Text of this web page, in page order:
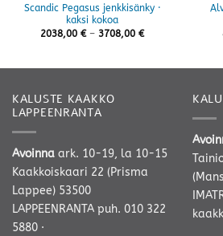
Scandic Pegasus jenkkisänky ·
kaksi kokoa
2038,00 € – 3708,00 €Hintaluokka:
KALUSTE KAAKKO
LAPPEENRANTA
Avoinna ark. 10-19, la 10-15
Kaakkoiskaari 22 (Prisma
Lappee) 53500
LAPPEENRANTA puh. 010 322
5880 ·